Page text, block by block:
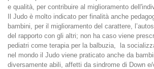
e qualità, per contribuire al miglioramento
Il Judo è molto indicato per finalità anche
bambini, per il miglioramento del carattere,
del rapporto con gli altri; non ha caso viene
pediatri come terapia per la balbuzia, la
nel mondo il Judo viene praticato anche da
diversamente abili, affetti da sindrome di Down